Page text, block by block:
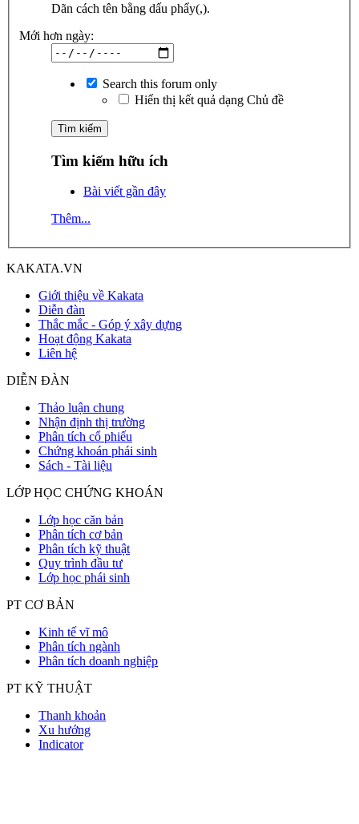
Dãn cách tên bằng dấu phẩy(,).
Mới hơn ngày:
Search this forum only
Hiển thị kết quả dạng Chủ đề
Tìm kiếm hữu ích
Bài viết gần đây
Thêm...
KAKATA.VN
Giới thiệu về Kakata
Diễn đàn
Thắc mắc - Góp ý xây dựng
Hoạt động Kakata
Liên hệ
DIỄN ĐÀN
Thảo luận chung
Nhận định thị trường
Phân tích cổ phiếu
Chứng khoán phái sinh
Sách - Tài liệu
LỚP HỌC CHỨNG KHOÁN
Lớp học căn bản
Phân tích cơ bản
Phân tích kỹ thuật
Quy trình đầu tư
Lớp học phái sinh
PT CƠ BẢN
Kinh tế vĩ mô
Phân tích ngành
Phân tích doanh nghiệp
PT KỸ THUẬT
Thanh khoản
Xu hướng
Indicator